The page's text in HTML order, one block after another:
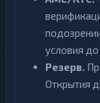
условия
Резерв.
Открытия